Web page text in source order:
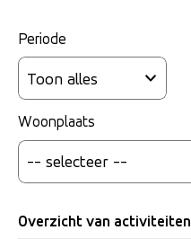
Periode
Woonplaats
Overzicht van activiteiten